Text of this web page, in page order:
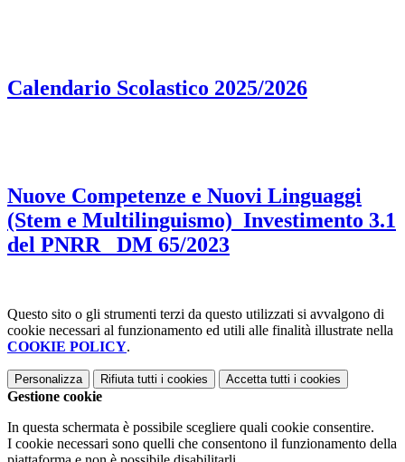
Calendario Scolastico 2025/2026
Nuove Competenze e Nuovi Linguaggi
(Stem e Multilinguismo)_Investimento 3.1
del PNRR_ DM 65/2023
Questo sito o gli strumenti terzi da questo utilizzati si avvalgono di
cookie necessari al funzionamento ed utili alle finalità illustrate nella
COOKIE POLICY.
Personalizza Rifiuta tutti i cookies Accetta tutti i cookies
Gestione cookie
In questa schermata è possibile scegliere quali cookie consentire.
I cookie necessari sono quelli che consentono il funzionamento della